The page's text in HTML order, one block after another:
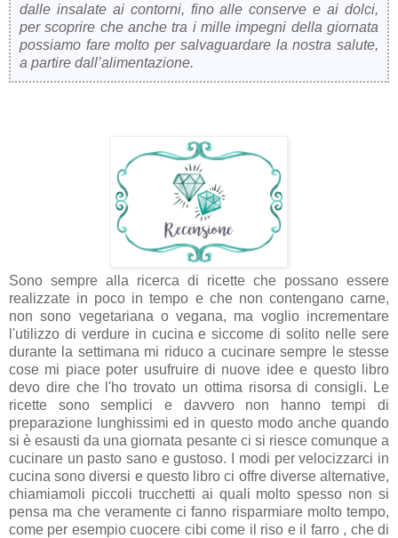
dalle insalate ai contorni, fino alle conserve e ai dolci,
per scoprire che anche tra i mille impegni della giornata
possiamo fare molto per salvaguardare la nostra salute,
a partire dall’alimentazione.
Sono sempre alla ricerca di ricette che possano essere
realizzate in poco in tempo e che non contengano carne,
non sono vegetariana o vegana, ma voglio incrementare
l'utilizzo di verdure in cucina e siccome di solito nelle sere
durante la settimana mi riduco a cucinare sempre le stesse
cose mi piace poter usufruire di nuove idee e questo libro
devo dire che l'ho trovato un ottima risorsa di consigli. Le
ricette sono semplici e davvero non hanno tempi di
preparazione lunghissimi ed in questo modo anche quando
si è esausti da una giornata pesante ci si riesce comunque a
cucinare un pasto sano e gustoso. I modi per velocizzarci in
cucina sono diversi e questo libro ci offre diverse alternative,
chiamiamoli piccoli trucchetti ai quali molto spesso non si
pensa ma che veramente ci fanno risparmiare molto tempo,
come per esempio cuocere cibi come il riso e il farro , che di